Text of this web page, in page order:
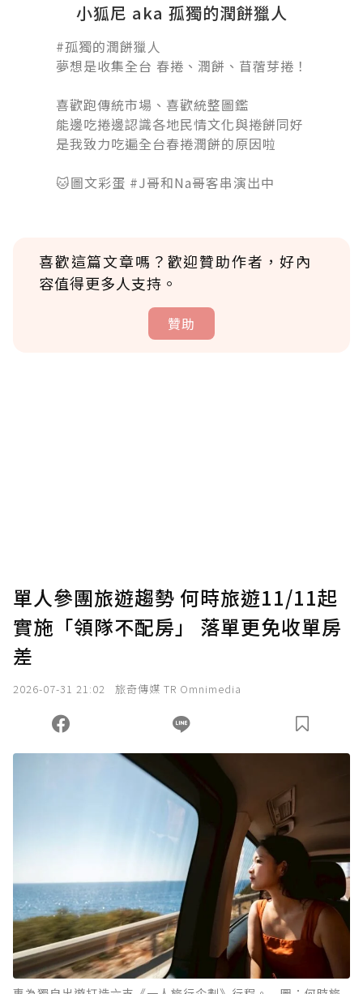
小狐尼 aka 孤獨的潤餅獵人
#孤獨的潤餅獵人󠀠
夢想是收集全台 春捲、潤餅、苜蓿芽捲！
喜歡跑傳統市場、喜歡統整圖鑑
能邊吃捲邊認識各地民情文化與捲餅同好
是我致力吃遍全台春捲潤餅的原因啦
🐱圖文彩蛋 #J哥和Na哥客串演出中
喜歡這篇文章嗎？歡迎贊助作者，好內
容值得更多人支持。
贊助
確認送出
您當前剩餘 U 利點數：0點；前往 購買點數
單人參團旅遊趨勢 何時旅遊11/11起
實施「領隊不配房」 落單更免收單房
差
2026-07-31 21:02 旅奇傳媒 TR Omnimedia